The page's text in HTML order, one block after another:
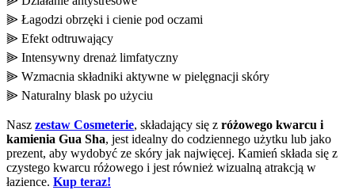
⫸ Łagodzi obrzęki i cienie pod oczami
⫸ Efekt odtruwający
⫸ Intensywny drenaż limfatyczny
⫸ Wzmacnia składniki aktywne w pielęgnacji skóry
⫸ Naturalny blask po użyciu
Nasz zestaw Cosmeterie, składający się z różowego kwarcu i
kamienia Gua Sha, jest idealny do codziennego użytku lub jako
prezent, aby wydobyć ze skóry jak najwięcej. Kamień składa się z
czystego kwarcu różowego i jest również wizualną atrakcją w
łazience. Kup teraz!